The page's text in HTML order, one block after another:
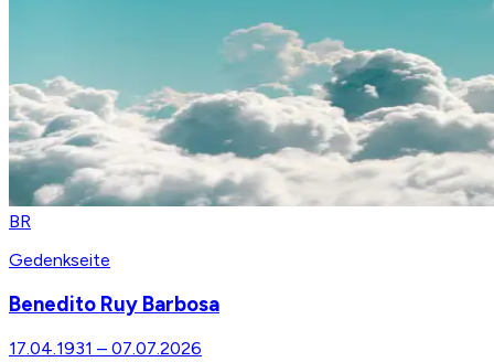
BR
Gedenkseite
Benedito Ruy Barbosa
17.04.1931 – 07.07.2026